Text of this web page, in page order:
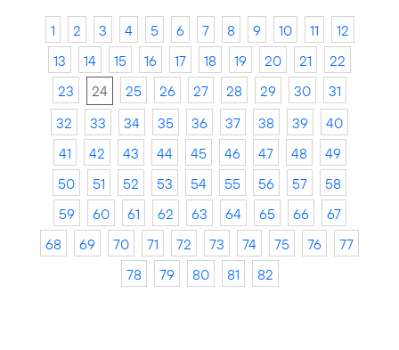
1 2 3 4 5 6 7 8 9 10 11
12
13
14 15 16 17 18 19 20 21
22
23
24 25 26 27 28 29 30
31
32
33 34 35 36 37 38 39
40
41
42 43 44 45 46 47 48
49
50
51 52 53 54 55 56 57
58
59
60 61 62 63 64 65 66
67
68
69 70 71 72 73 74 75 76
77
78
79 80 81 82